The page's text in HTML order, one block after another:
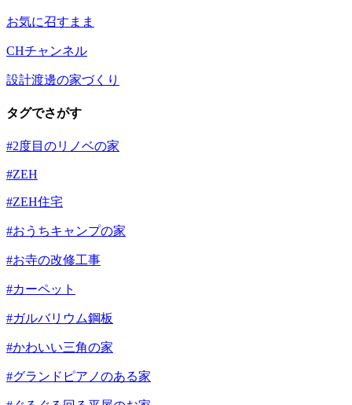
お気に召すまま
CHチャンネル
設計渡邊の家づくり
タグでさがす
#2度目のリノベの家
#ZEH
#ZEH住宅
#おうちキャンプの家
#お寺の改修工事
#カーペット
#ガルバリウム鋼板
#かわいい三角の家
#グランドピアノのある家